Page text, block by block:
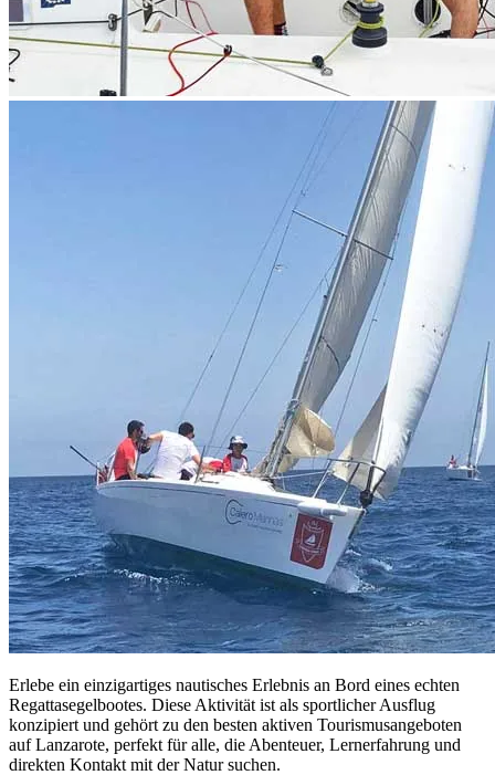
Erlebe ein einzigartiges nautisches Erlebnis an Bord eines echten
Regattasegelbootes. Diese Aktivität ist als sportlicher Ausflug
konzipiert und gehört zu den besten aktiven Tourismusangeboten
auf Lanzarote, perfekt für alle, die Abenteuer, Lernerfahrung und
direkten Kontakt mit der Natur suchen.